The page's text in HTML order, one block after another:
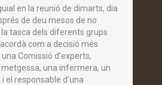
en la reunió de dimarts, dia
de deu mesos de no
tasca dels diferents grups
com a decisió més
Comissió d’experts,
metgessa, una infermera, un
el responsable d’una